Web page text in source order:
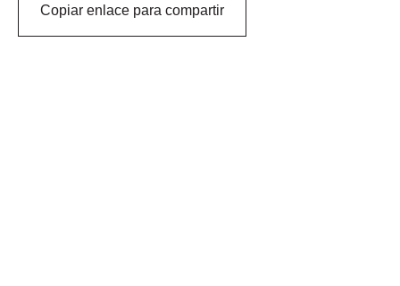
Copiar enlace para compartir